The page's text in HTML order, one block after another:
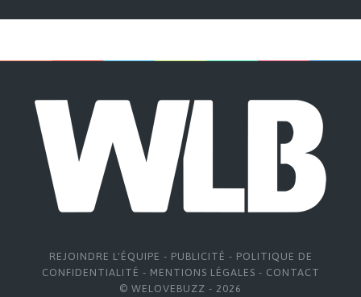
REJOINDRE L'ÉQUIPE - PUBLICITÉ - POLITIQUE DE
CONFIDENTIALITÉ - MENTIONS LÉGALES - CONTACT
© WELOVEBUZZ - 2026